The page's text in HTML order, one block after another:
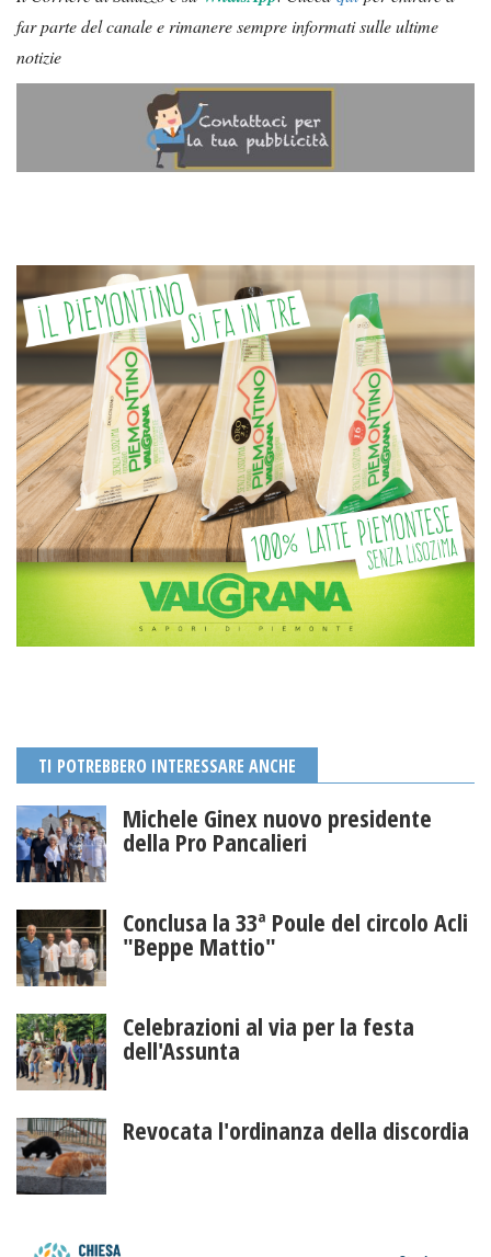
far parte del canale e rimanere sempre informati sulle ultime
notizie
TI POTREBBERO INTERESSARE ANCHE
Michele Ginex nuovo presidente
della Pro Pancalieri
Conclusa la 33ª Poule del circolo Acli
"Beppe Mattio"
Celebrazioni al via per la festa
dell'Assunta
Revocata l'ordinanza della discordia